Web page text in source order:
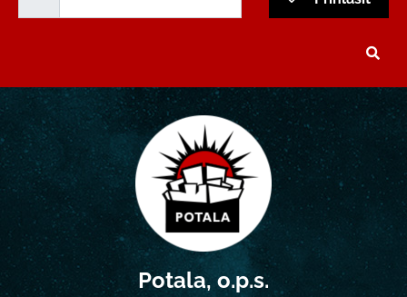
Potala, o.p.s.